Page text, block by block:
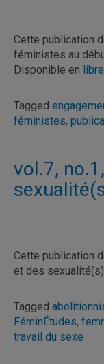
Cette publication
féministes au
Disponible en
Tagged
féministes,
vol.7,
Cette publication
et des
Tagged
FéminÉtudes,
travail du sexe